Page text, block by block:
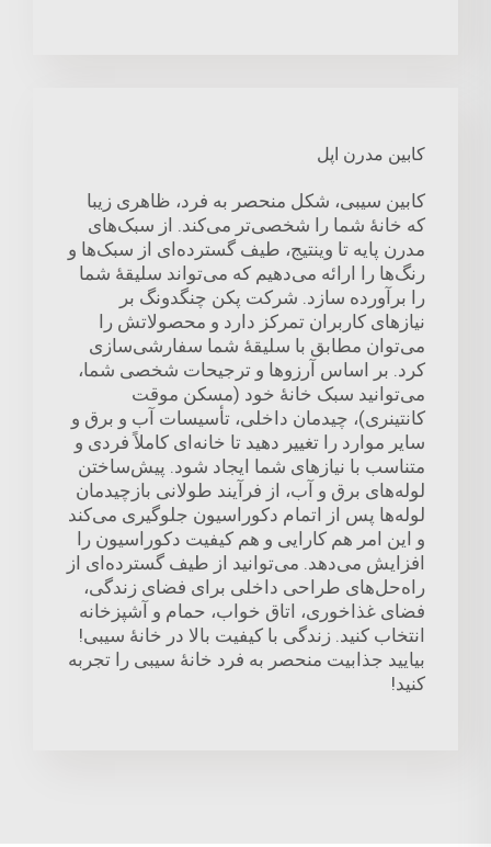
کابین مدرن اپل
کابین سیبی، شکل منحصر به فرد، ظاهری زیبا
که خانهٔ شما را شخصی‌تر می‌کند. از سبک‌های
مدرن پایه تا وینتیج، طیف گسترده‌ای از سبک‌ها و
رنگ‌ها را ارائه می‌دهیم که می‌تواند سلیقهٔ شما
را برآورده سازد. شرکت پکن چنگدونگ بر
نیازهای کاربران تمرکز دارد و محصولاتش را
می‌توان مطابق با سلیقهٔ شما سفارشی‌سازی
کرد. بر اساس آرزوها و ترجیحات شخصی شما،
می‌توانید سبک خانهٔ خود (مسکن موقت
کانتینری)، چیدمان داخلی، تأسیسات آب و برق و
سایر موارد را تغییر دهید تا خانه‌ای کاملاً فردی و
متناسب با نیازهای شما ایجاد شود. پیش‌ساختن
لوله‌های برق و آب، از فرآیند طولانی بازچیدمان
لوله‌ها پس از اتمام دکوراسیون جلوگیری می‌کند
و این امر هم کارایی و هم کیفیت دکوراسیون را
افزایش می‌دهد. می‌توانید از طیف گسترده‌ای از
راه‌حل‌های طراحی داخلی برای فضای زندگی،
فضای غذاخوری، اتاق خواب، حمام و آشپزخانه
انتخاب کنید. زندگی با کیفیت بالا در خانهٔ سیبی!
بیایید جذابیت منحصر به فرد خانهٔ سیبی را تجربه
کنید!